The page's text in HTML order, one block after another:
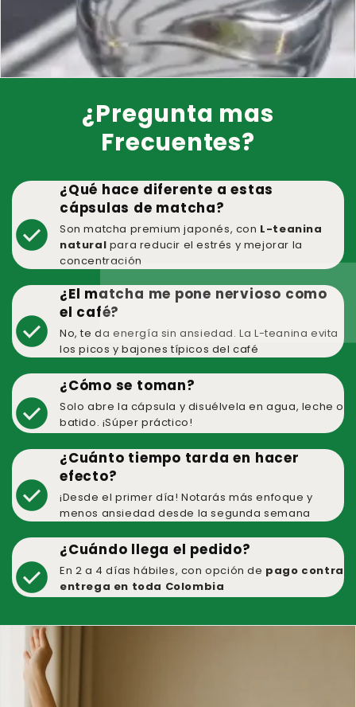
¿Pregunta mas
Frecuentes?
check_circle
¿Qué hace diferente a estas
cápsulas de matcha?
Son matcha premium japonés, con L-teanina
natural para reducir el estrés y mejorar la
concentración
check_circle
¿El matcha me pone nervioso como
el café?
No, te da energía sin ansiedad. La L-teanina evita
los picos y bajones típicos del café
check_circle
¿Cómo se toman?
Solo abre la cápsula y disuélvela en agua, leche o
batido. ¡Súper práctico!
check_circle
¿Cuánto tiempo tarda en hacer
efecto?
¡Desde el primer día! Notarás más enfoque y
menos ansiedad desde la segunda semana
check_circle
¿Cuándo llega el pedido?
En 2 a 4 días hábiles, con opción de pago contra
entrega en toda Colombia